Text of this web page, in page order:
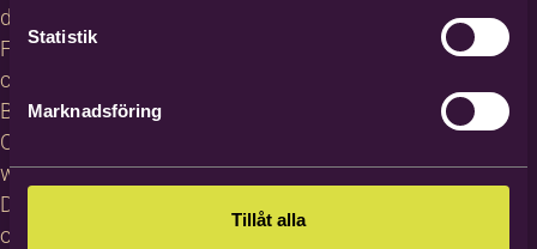
Statistik
Marknadsföring
Tillåt alla
deltagare
För
cirkelledare
Blanketter
Om
webbplatsen
Dataskydd
och GDPR